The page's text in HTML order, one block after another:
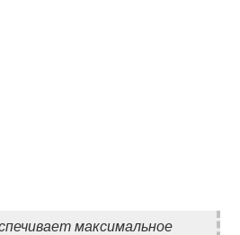
максимальное